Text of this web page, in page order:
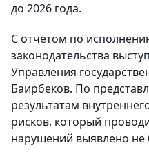
до 2026 года.
С отчетом по
законодательства
Управления
Баирбеков. По
результатам
рисков, который
нарушений выявлено не